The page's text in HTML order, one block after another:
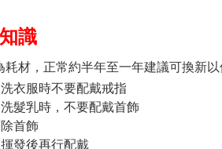
識
材，正常約半年至一年建議可換新
衣服時不要配戴戒指
髮乳時，不要配戴首飾
首飾
發後再行配戴